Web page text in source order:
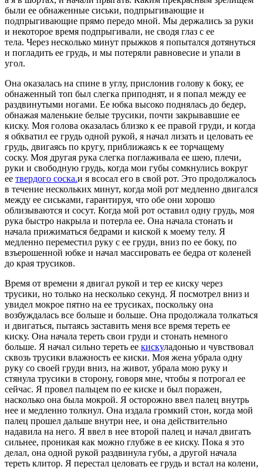
были ее обнаженные сиськи, подпрыгивающие и
подпрыгивающие прямо передо мной. Мы держались за руки
и некоторое время подпрыгивали, не сводя глаз с ее
тела. Через несколько минут прыжков я попытался дотянуться
и погладить ее грудь, и мы потеряли равновесие и упали в
угол.
Она оказалась на спине в углу, прислонив голову к боку, ее
обнаженный топ был слегка приподнят, и я попал между ее
раздвинутыми ногами. Ее юбка высоко поднялась до бедер,
обнажая маленькие белые трусики, почти закрывавшие ее
киску. Моя голова оказалась близко к ее правой груди, и когда
я обхватил ее грудь одной рукой, я начал лизать и целовать ее
грудь, двигаясь по кругу, приближаясь к ее торчащему
соску. Моя другая рука слегка поглаживала ее шею, плечи,
руки и свободную грудь, когда мои губы сомкнулись вокруг
ее твердого соска.и я всосал его в свой рот. Это продолжалось
в течение нескольких минут, когда мой рот медленно двигался
между ее сиськами, гарантируя, что обе они хорошо
облизываются и сосут. Когда мой рот оставил одну грудь, моя
рука быстро накрыла и потерла ее. Она начала стонать и
начала прижиматься бедрами и киской к моему телу. Я
медленно переместил руку с ее груди, вниз по ее боку, по
взъерошенной юбке и начал массировать ее бедра от коленей
до края трусиков.
Время от времени я двигал рукой и тер ее киску через
трусики, но только на несколько секунд. Я посмотрел вниз и
увидел мокрое пятно на ее трусиках, поскольку она
возбуждалась все больше и больше. Она продолжала толкаться
и двигаться, пытаясь заставить меня все время тереть ее
киску. Она начала тереть свои груди и стонать немного
больше. Я начал сильно тереть ее кискуладонью и чувствовал
сквозь трусики влажность ее киски. Моя жена убрала одну
руку со своей груди вниз, на живот, убрала мою руку и
стянула трусики в сторону, говоря мне, чтобы я потрогал ее
сейчас. Я провел пальцем по ее киске и был поражен,
насколько она была мокрой. Я осторожно ввел палец внутрь
нее и медленно толкнул. Она издала громкий стон, когда мой
палец прошел дальше внутри нее, и она действительно
надавила на него. Я ввел в нее второй палец и начал двигать
сильнее, проникая как можно глубже в ее киску. Пока я это
делал, она одной рукой раздвинула губы, а другой начала
тереть клитор. Я перестал целовать ее грудь и встал на колени,